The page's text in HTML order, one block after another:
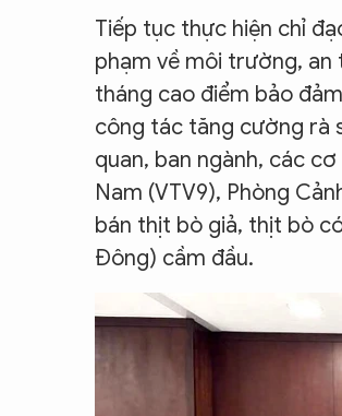
Tiếp tục thực hiện chỉ
phạm về môi trường, an
tháng cao điểm bảo
công tác tăng cường rà
quan, ban ngành, các
Nam (VTV9), Phòng
bán thịt bò giả, thịt bò
Đông) cầm đầu.